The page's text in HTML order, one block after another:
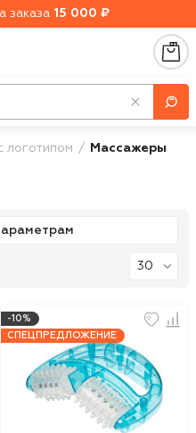
заказа 15 000 ₽
логотипом Массажеры
-10%
СПЕЦПРЕДЛОЖЕНИЕ